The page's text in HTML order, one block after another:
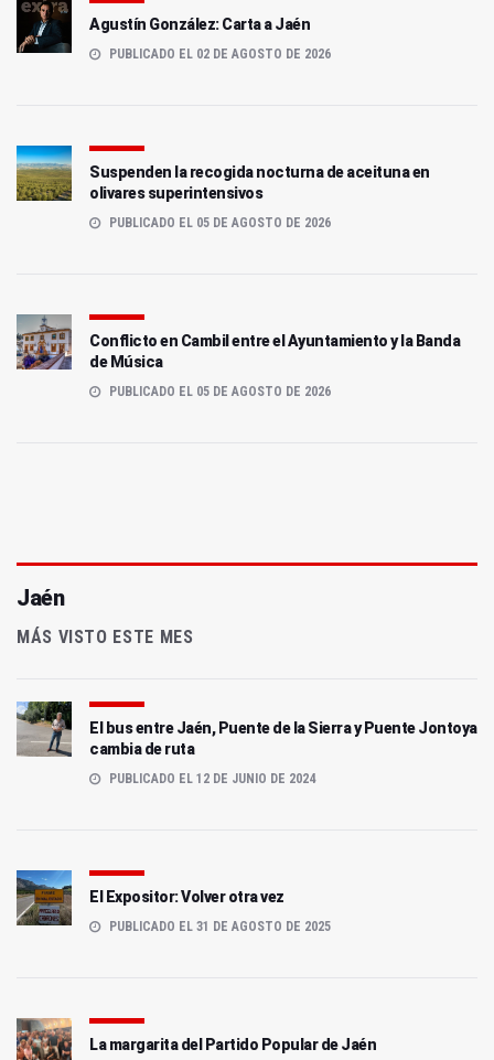
Agustín González: Carta a Jaén
PUBLICADO EL 02 DE AGOSTO DE 2026
Suspenden la recogida nocturna de aceituna en
olivares superintensivos
PUBLICADO EL 05 DE AGOSTO DE 2026
Conflicto en Cambil entre el Ayuntamiento y la Banda
de Música
PUBLICADO EL 05 DE AGOSTO DE 2026
Jaén
MÁS VISTO ESTE MES
El bus entre Jaén, Puente de la Sierra y Puente Jontoya
cambia de ruta
PUBLICADO EL 12 DE JUNIO DE 2024
El Expositor: Volver otra vez
PUBLICADO EL 31 DE AGOSTO DE 2025
La margarita del Partido Popular de Jaén